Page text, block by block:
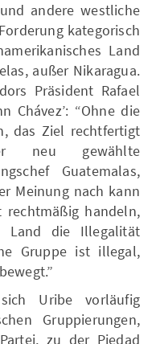
andere westliche
kategorisch
Land
außer Nikaragua.
Präsident Rafael
Chávez’: “Ohne die
das Ziel rechtfertigt
neu gewählte
Guatemalas,
Meinung nach kann
handeln,
Land die Illegalität
Gruppe ist illegal,
Uribe vorläufig
Gruppierungen,
zu der Piedad